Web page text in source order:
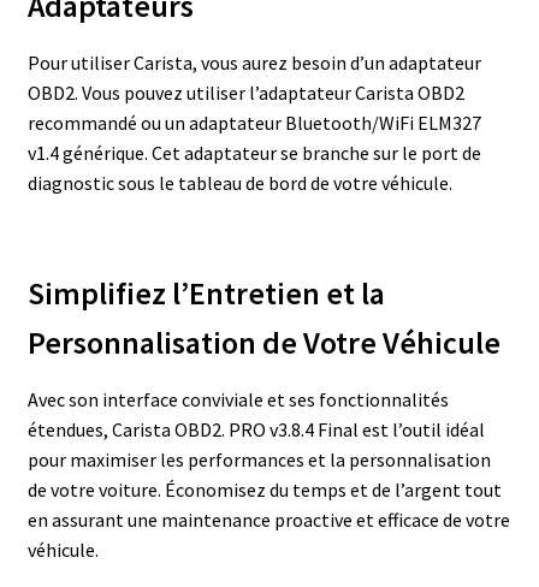
Pour utiliser Carista, vous aurez besoin d’un adaptateur
OBD2. Vous pouvez utiliser l’adaptateur Carista OBD2
recommandé ou un adaptateur Bluetooth/WiFi ELM327
v1.4 générique. Cet adaptateur se branche sur le port de
diagnostic sous le tableau de bord de votre véhicule.
Simplifiez l’Entretien et la
Personnalisation de Votre Véhicule
Avec son interface conviviale et ses fonctionnalités
étendues, Carista OBD2. PRO v3.8.4 Final est l’outil idéal
pour maximiser les performances et la personnalisation
de votre voiture. Économisez du temps et de l’argent tout
en assurant une maintenance proactive et efficace de votre
véhicule.